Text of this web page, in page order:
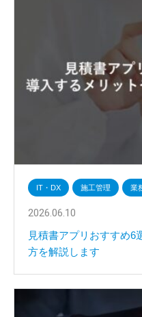
IT・DX 施工管理 業
2026.06.10
見積書アプリおすすめ6
方を解説します